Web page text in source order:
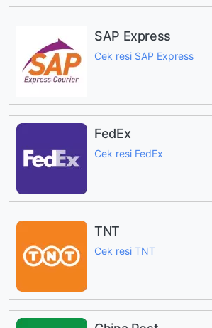
SAP Express
Cek resi SAP Express
FedEx
Cek resi FedEx
TNT
Cek resi TNT